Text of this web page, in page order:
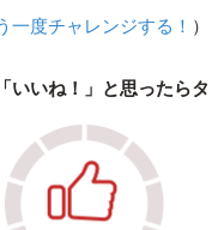
一度チャレンジする！ ）
いいね！」と思ったらタ